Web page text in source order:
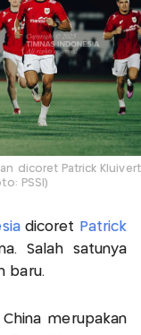
dicoret Patrick Kluivert
PSSI)
dicoret
Patrick
Salah satunya
baru.
merupakan